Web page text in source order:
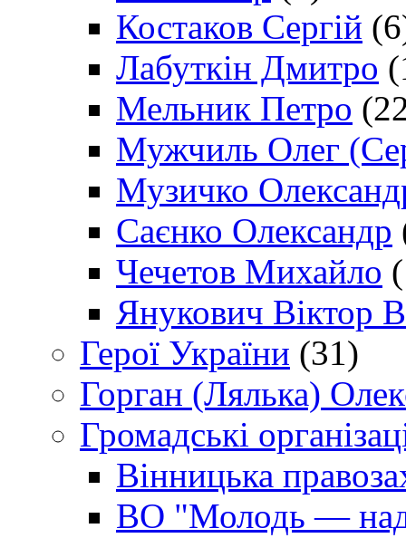
Костаков Сергій
Лабуткін Дмитро
Мельник Петро
Мужчиль Олег
Музичко
Саєнко Олександр
Чечетов Михайло
Янукович Віктор
Герої України (31)
Горган (Лялька)
Громадські
Вінницька
ВО "Молодь —